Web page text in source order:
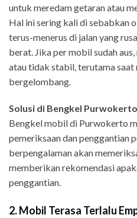
untuk meredam getaran atau
Hal ini sering kali di sebabkan
terus-menerus di jalan yang
berat. Jika per mobil sudah
atau tidak stabil, terutama saat
bergelombang.
Solusi di Bengkel
Bengkel mobil di Purwokerto
pemeriksaan dan penggantian
berpengalaman akan
memberikan rekomendasi
penggantian.
2. Mobil Terasa Terlalu